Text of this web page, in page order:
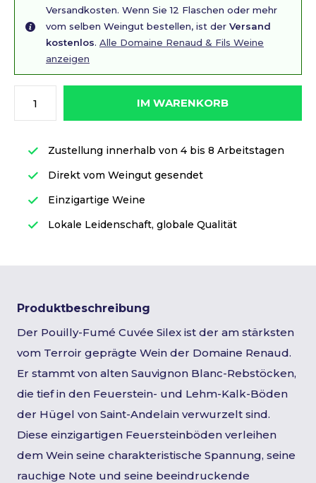
Versandkosten. Wenn Sie 12 Flaschen oder mehr
vom selben Weingut bestellen, ist der Versand
kostenlos. Alle Domaine Renaud & Fils Weine
anzeigen
IM WARENKORB
Zustellung innerhalb von 4 bis 8 Arbeitstagen
Direkt vom Weingut gesendet
Einzigartige Weine
Lokale Leidenschaft, globale Qualität
Produktbeschreibung
Der Pouilly-Fumé Cuvée Silex ist der am stärksten
vom Terroir geprägte Wein der Domaine Renaud.
Er stammt von alten Sauvignon Blanc-Rebstöcken,
die tief in den Feuerstein- und Lehm-Kalk-Böden
der Hügel von Saint-Andelain verwurzelt sind.
Diese einzigartigen Feuersteinböden verleihen
dem Wein seine charakteristische Spannung, seine
rauchige Note und seine beeindruckende